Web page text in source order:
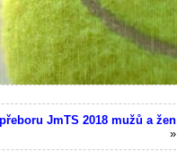
JmTS 2018 mužů a žen
»